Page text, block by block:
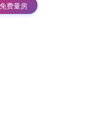
费量房